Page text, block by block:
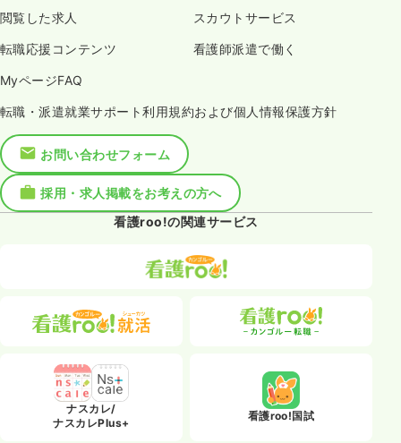
閲覧した求人 スカウトサービス
転職応援コンテンツ 看護師派遣で働く
MyページFAQ
転職・派遣就業サポート利用規約および個人情報保護方針
お問い合わせフォーム
採用・求人掲載をお考えの方へ
看護roo!の関連サービス
ナスカレ/
ナスカレPlus+
看護roo!国試